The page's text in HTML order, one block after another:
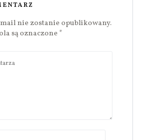
nie zostanie opublikowany.
są oznaczone *